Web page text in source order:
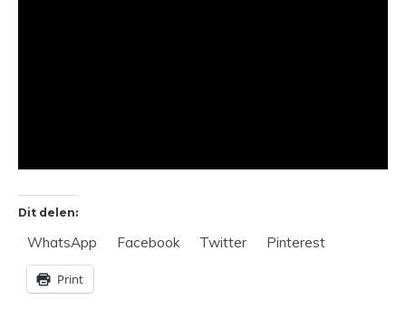
Dit delen:
WhatsApp Facebook Twitter Pinterest
Print